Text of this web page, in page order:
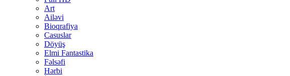
Art
Ailəvi
Bioqrafiya
Casuslar
Döyüş
Elmi Fantastika
Fəlsəfi
Hərbi